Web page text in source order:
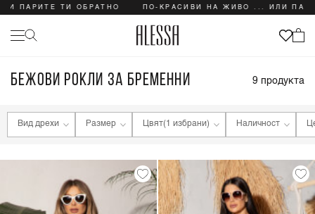
ПАРИТЕ ТИ ОБРАТНО ПО-КРАСИВИ НА ЖИВО ... ИЛИ
БЕЖОВИ РОКЛИ ЗА БРЕМЕННИ 9 продукта
Вид дрехи Размер Цвят(1 избрани) Наличност